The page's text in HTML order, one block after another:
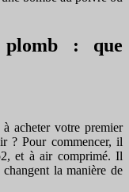
plomb : que
acheter votre premier
? Pour commencer, il
et à air comprimé. Il
la manière de